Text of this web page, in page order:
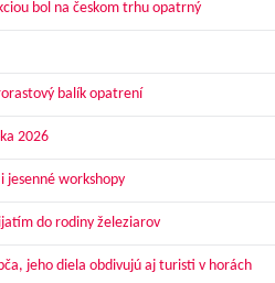
bol na českom trhu opatrný
balík opatrení
2026
jesenné workshopy
do rodiny železiarov
jeho diela obdivujú aj turisti v horách